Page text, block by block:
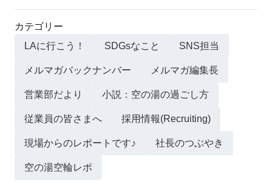
カテゴリー
LAに行こう！
SDGsなこと SNS担当
メルマガバックナンバー メルマガ編集長
営業部だより 小説：空の湯の過ごし方
従業員の皆さまへ 採用情報(Recruiting)
現場からのレポートです♪ 社長のつぶやき
空の湯空輪レポ